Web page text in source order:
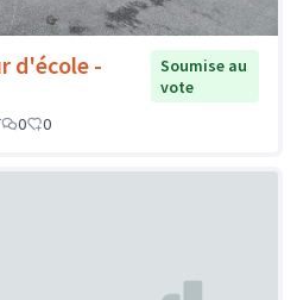
d'école -
Soumise au
vote
0 0